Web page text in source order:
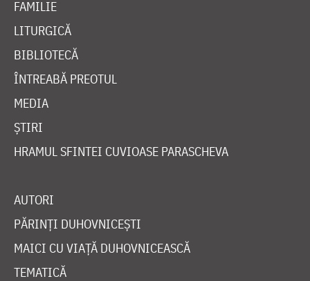
FAMILIE
LITURGICĂ
BIBLIOTECĂ
ÎNTREABĂ PREOTUL
MEDIA
ȘTIRI
HRAMUL SFINTEI CUVIOASE PARASCHEVA
AUTORI
PĂRINȚI DUHOVNICEȘTI
MAICI CU VIAȚĂ DUHOVNICEASCĂ
TEMATICĂ